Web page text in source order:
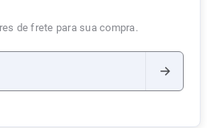
de frete para sua compra.